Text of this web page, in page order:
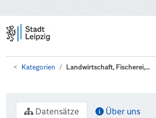
Kategorien Landwirtschaft, Fischerei,...
Datensätze Über uns